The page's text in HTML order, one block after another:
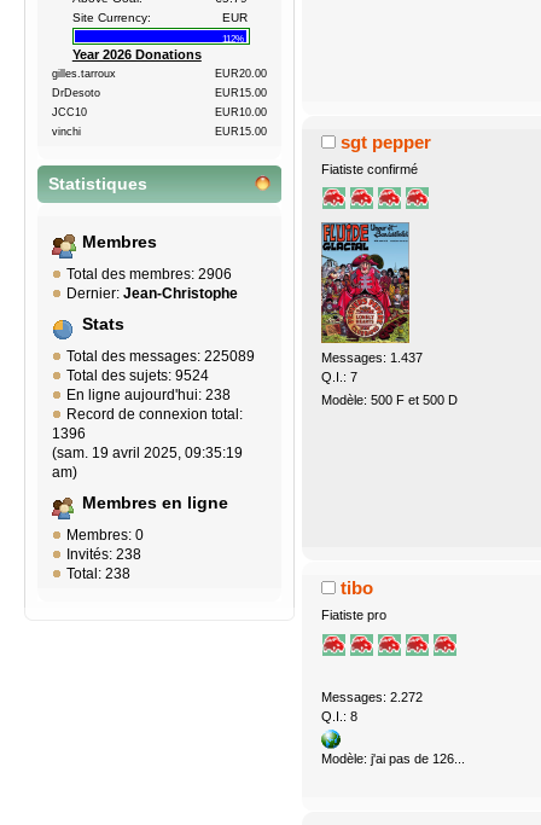
Site Currency:
EUR
112%
Year 2026 Donations
gilles.tarroux
EUR20.00
DrDesoto
EUR15.00
JCC10
EUR10.00
vinchi
EUR15.00
Statistiques
Membres
Total des membres: 2906
Dernier: Jean-Christophe
Stats
Total des messages: 225089
Total des sujets: 9524
En ligne aujourd'hui: 238
Record de connexion total:
1396
(sam. 19 avril 2025, 09:35:19
am)
Membres en ligne
Membres: 0
Invités: 238
Total: 238
sgt pepper
Fiatiste confirmé
Messages: 1.437
Q.I.: 7
Modèle: 500 F et 500 D
tibo
Fiatiste pro
Messages: 2.272
Q.I.: 8
Modèle: j'ai pas de 126...